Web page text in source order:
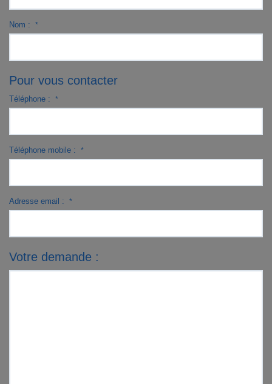
Nom : *
Pour vous contacter
Téléphone : *
Téléphone mobile : *
Adresse email : *
Votre demande :